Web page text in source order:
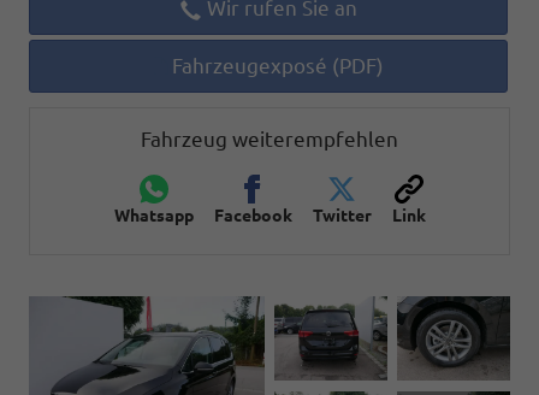
Wir rufen Sie an
Fahrzeugexposé (PDF)
Fahrzeug weiterempfehlen
Whatsapp Facebook Twitter Link